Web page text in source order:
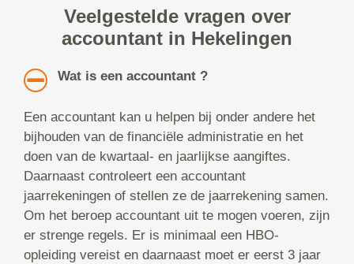
Veelgestelde vragen over
accountant in Hekelingen
Wat is een accountant ?
Een accountant kan u helpen bij onder andere het
bijhouden van de financiële administratie en het
doen van de kwartaal- en jaarlijkse aangiftes.
Daarnaast controleert een accountant
jaarrekeningen of stellen ze de jaarrekening samen.
Om het beroep accountant uit te mogen voeren, zijn
er strenge regels. Er is minimaal een HBO-
opleiding vereist en daarnaast moet er eerst 3 jaar